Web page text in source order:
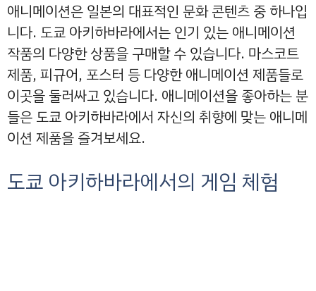
애니메이션은 일본의 대표적인 문화 콘텐츠 중 하나입
니다. 도쿄 아키하바라에서는 인기 있는 애니메이션
작품의 다양한 상품을 구매할 수 있습니다. 마스코트
제품, 피규어, 포스터 등 다양한 애니메이션 제품들로
이곳을 둘러싸고 있습니다. 애니메이션을 좋아하는 분
들은 도쿄 아키하바라에서 자신의 취향에 맞는 애니메
이션 제품을 즐겨보세요.
도쿄 아키하바라에서의 게임 체험